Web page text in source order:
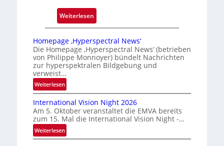
Weiterlesen:
Z
v
e
r
s
s
i
e
Homepage ‚Hyperspectral News‘
Die Homepage ‚Hyperspectral News‘ (betrieben
von Philippe Monnoyer) bündelt Nachrichten
zur hyperspektralen Bildgebung und
verweist…
Weiterlesen:
H
o
m
e
p
a
International Vision Night 2026
Am 5. Oktober veranstaltet die EMVA bereits
zum 15. Mal die International Vision Night -…
Weiterlesen:
I